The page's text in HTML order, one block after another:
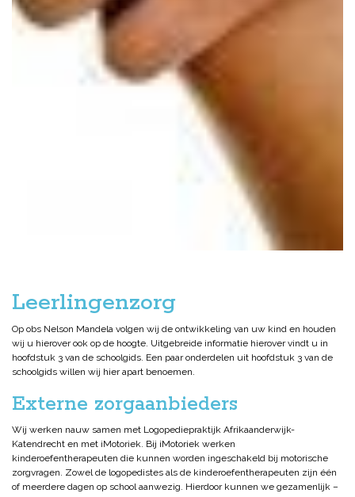
Leerlingenzorg
Op obs Nelson Mandela volgen wij de ontwikkeling van uw kind en houden
wij u hierover ook op de hoogte. Uitgebreide informatie hierover vindt u in
hoofdstuk 3 van de schoolgids. Een paar onderdelen uit hoofdstuk 3 van de
schoolgids willen wij hier apart benoemen.
Externe zorgaanbieders
Wij werken nauw samen met Logopediepraktijk Afrikaanderwijk-
Katendrecht en met iMotoriek. Bij iMotoriek werken
kinderoefentherapeuten die kunnen worden ingeschakeld bij motorische
zorgvragen. Zowel de logopedistes als de kinderoefentherapeuten zijn één
of meerdere dagen op school aanwezig. Hierdoor kunnen we gezamenlijk –